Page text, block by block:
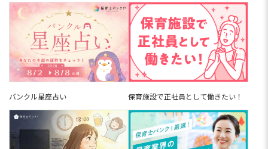
バンクル星座占い 保育施設で正社員として働きたい！